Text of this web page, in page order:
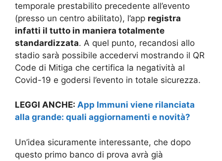
temporale prestabilito precedente all’evento
(presso un centro abilitato), l’app registra
infatti il tutto in maniera totalmente
standardizzata. A quel punto, recandosi allo
stadio sarà possibile accedervi mostrando il QR
Code di Mitiga che certifica la negatività al
Covid-19 e godersi l’evento in totale sicurezza.
LEGGI ANCHE: App Immuni viene rilanciata
alla grande: quali aggiornamenti e novità?
Un’idea sicuramente interessante, che dopo
questo primo banco di prova avrà già